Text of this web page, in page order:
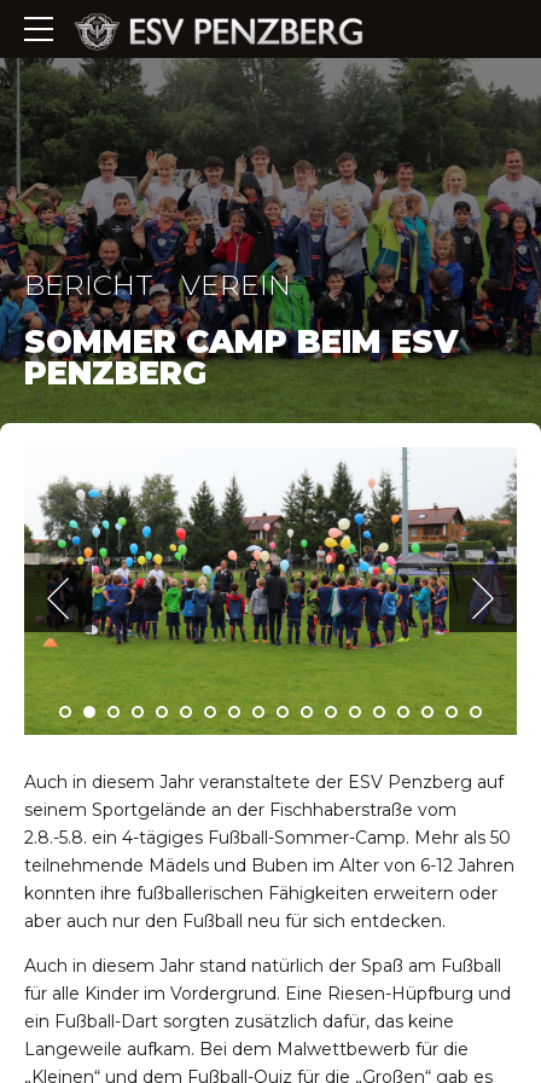
BERICHT VEREIN
SOMMER CAMP BEIM ESV
PENZBERG
Auch in diesem Jahr veranstaltete der ESV Penzberg auf
seinem Sportgelände an der Fischhaberstraße vom
2.8.-5.8. ein 4-tägiges Fußball-Sommer-Camp. Mehr als 50
teilnehmende Mädels und Buben im Alter von 6-12 Jahren
konnten ihre fußballerischen Fähigkeiten erweitern oder
aber auch nur den Fußball neu für sich entdecken.
Auch in diesem Jahr stand natürlich der Spaß am Fußball
für alle Kinder im Vordergrund. Eine Riesen-Hüpfburg und
ein Fußball-Dart sorgten zusätzlich dafür, das keine
Langeweile aufkam. Bei dem Malwettbewerb für die
„Kleinen“ und dem Fußball-Quiz für die „Großen“ gab es